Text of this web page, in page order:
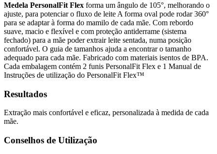
Medela PersonalFit Flex forma um ângulo de 105°, melhorando o
ajuste, para potenciar o fluxo de leite A forma oval pode rodar 360°
para se adaptar à forma do mamilo de cada mãe. Com rebordo
suave, macio e flexível e com proteção antiderrame (sistema
fechado) para a mãe poder extrair leite sentada, numa posição
confortável. O guia de tamanhos ajuda a encontrar o tamanho
adequado para cada mãe. Fabricado com materiais isentos de BPA.
Cada embalagem contém 2 funis PersonalFit Flex e 1 Manual de
Instruções de utilização do PersonalFit Flex™
Resultados
Extração mais confortável e eficaz, personalizada à medida de cada
mãe.
Conselhos de Utilização